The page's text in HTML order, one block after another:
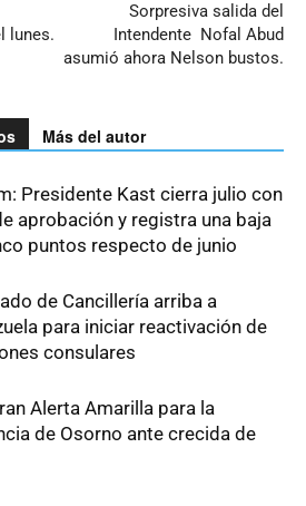
lunes.
Sorpresiva salida del
Intendente Nofal Abud
asumió ahora Nelson bustos.
Más del autor
Presidente Kast cierra julio con
aprobación y registra una baja
puntos respecto de junio
de Cancillería arriba a
para iniciar reactivación de
consulares
Alerta Amarilla para la
de Osorno ante crecida de